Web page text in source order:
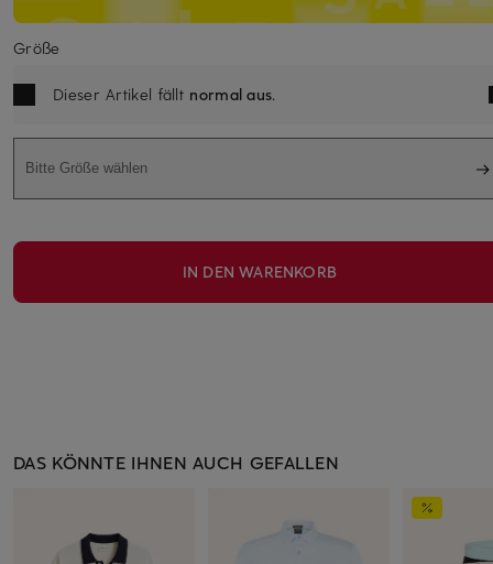
Größe
Dieser Artikel fällt normal aus.
Bitte Größe wählen
IN DEN WARENKORB
DAS KÖNNTE IHNEN AUCH GEFALLEN